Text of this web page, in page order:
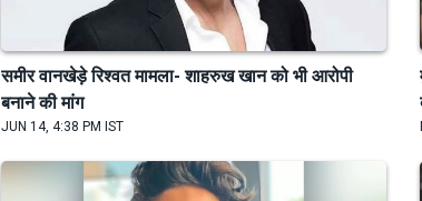
समीर वानखेड़े रिश्वत मामला- शाहरुख खान को भी आरोपी
बनाने की मांग
JUN 14, 4:38 PM IST